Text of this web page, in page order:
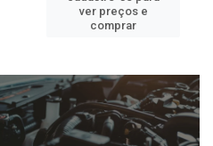
ver preços e
comprar